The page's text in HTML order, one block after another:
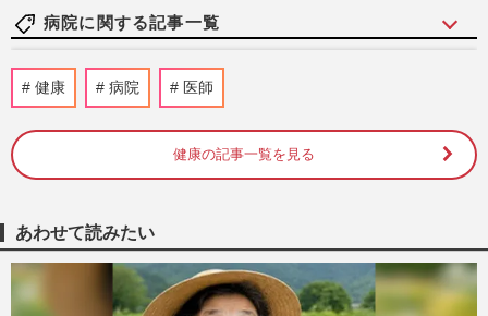
病院に関する記事一覧
乳がん患者の乳輪を取り戻す！ブレストア
ートメイク第一人者・岩元淑子さんの挑戦
週刊女性2026年8月11日号 2026/8/2
死ぬか」検索で逮捕の看護師・古川美由紀
容疑者、周囲が明かした『…
週刊女性PRIME 2026/7/28
健康 病院 医師
健康の記事一覧を見る
あわせて読みたい